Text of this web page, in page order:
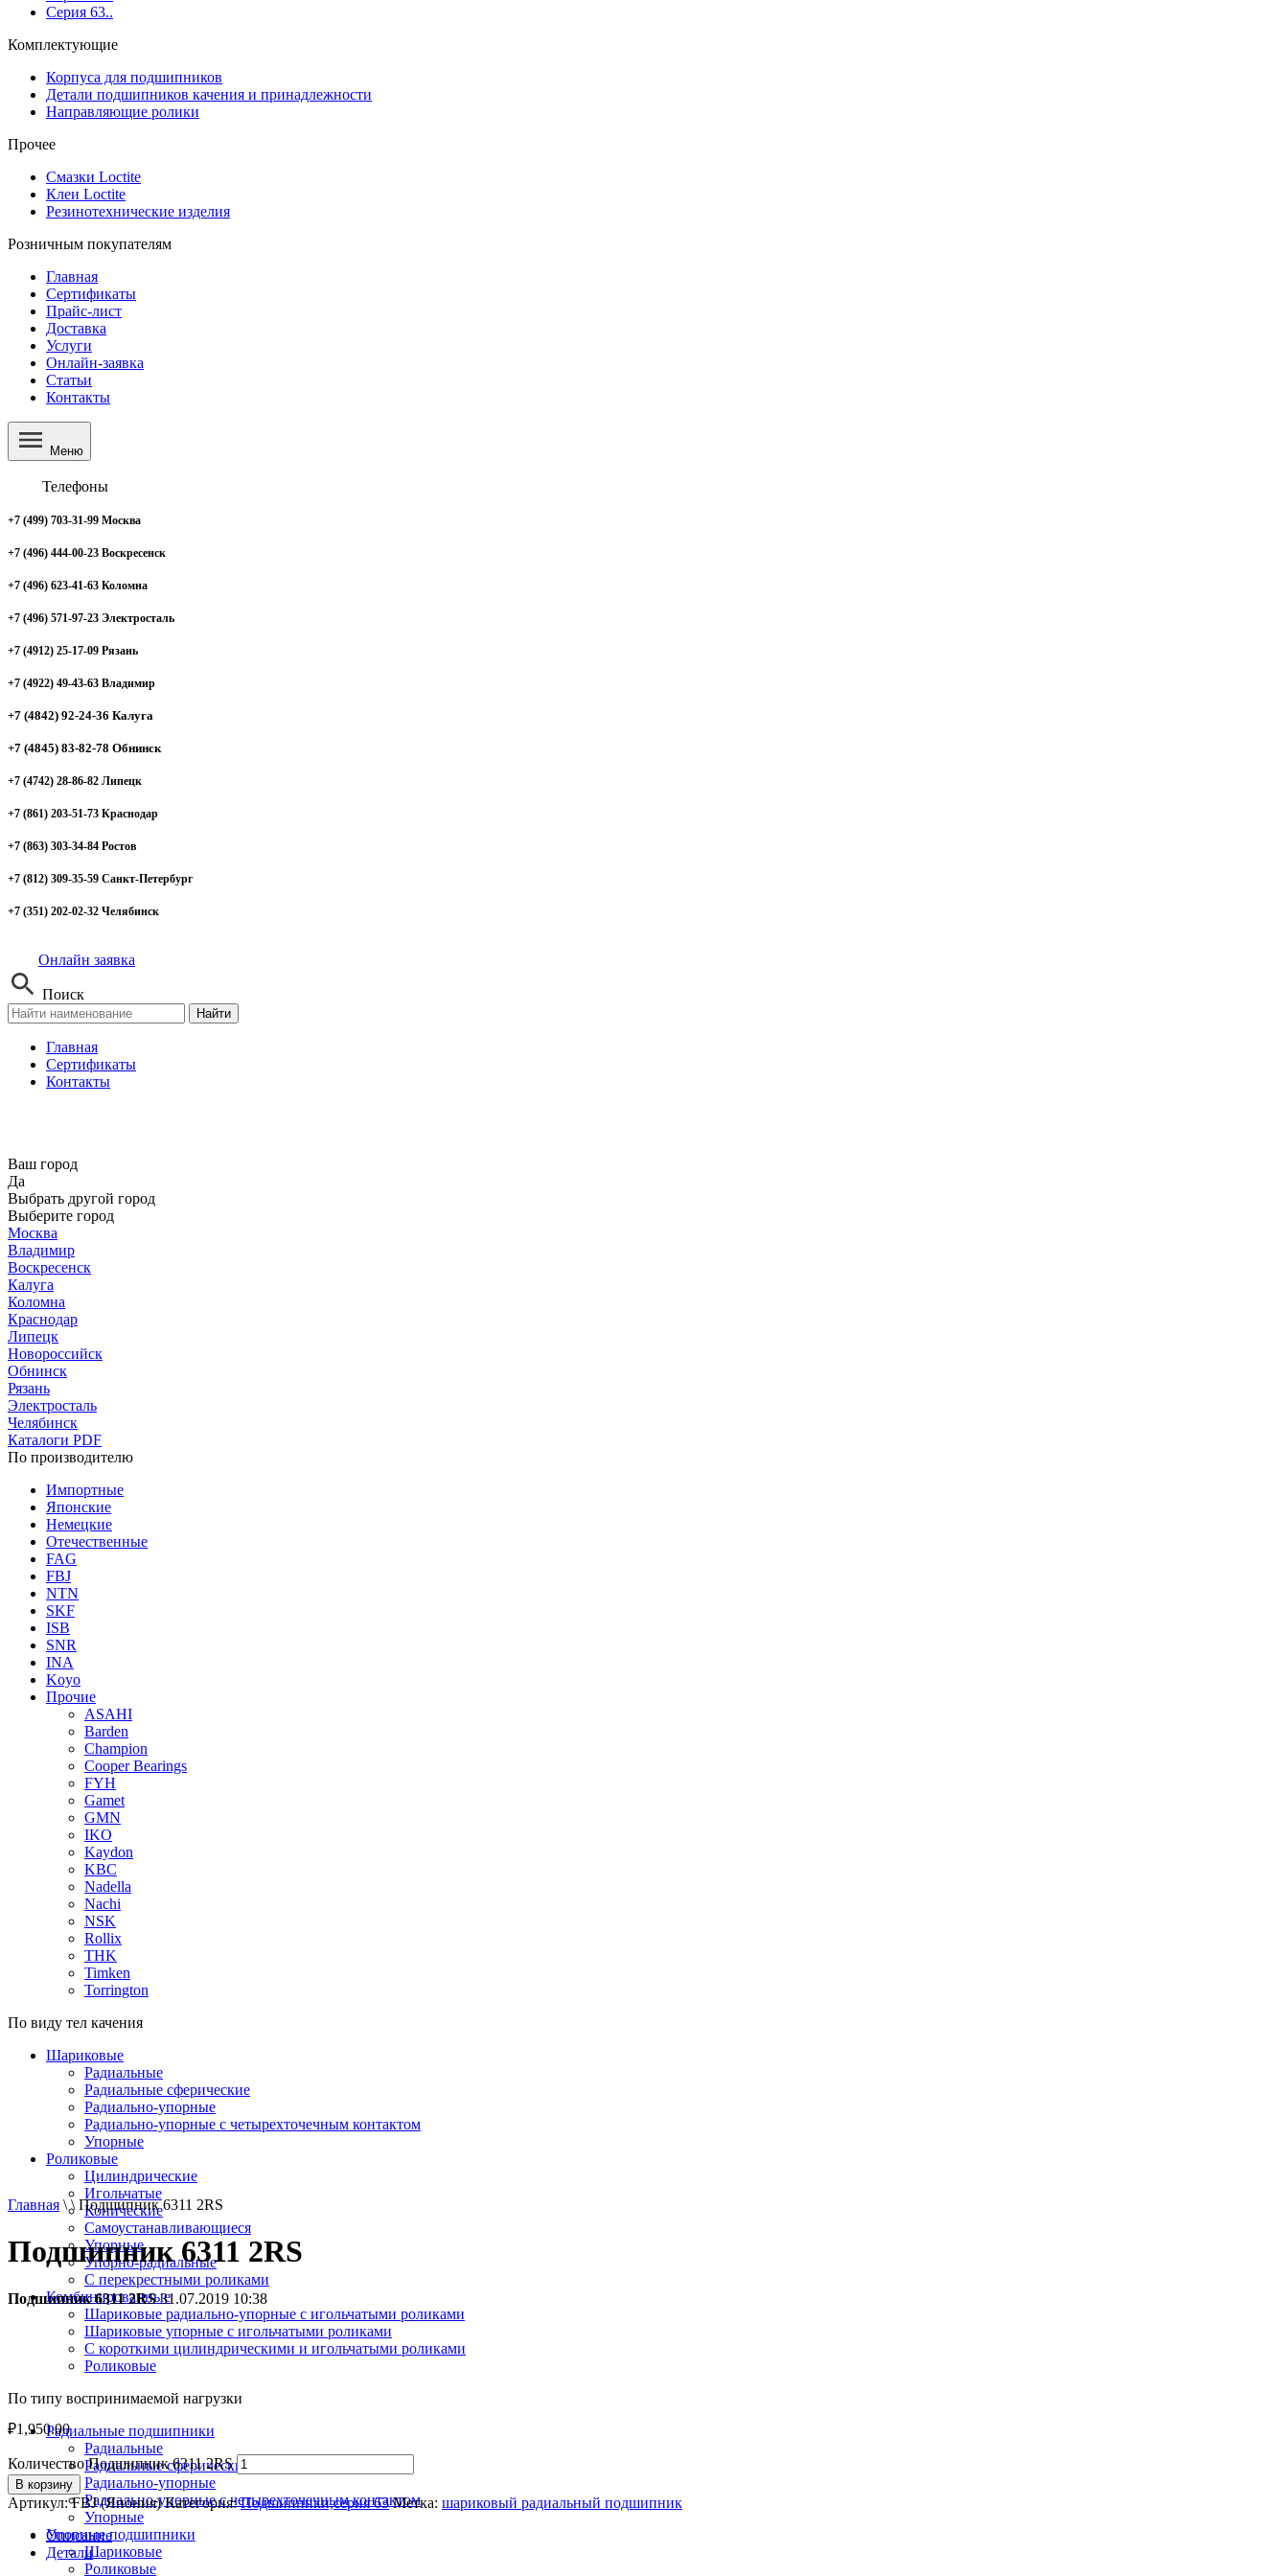
Серия 63..
Комплектующие
Корпуса для подшипников
Детали подшипников качения и принадлежности
Направляющие ролики
Прочее
Смазки Loctite
Клеи Loctite
Резинотехнические изделия
Розничным покупателям
Главная
Сертификаты
Прайс-лист
Доставка
Услуги
Онлайн-заявка
Статьи
Контакты
Меню
Телефоны
+7 (499) 703-31-99 Москва
+7 (496) 444-00-23 Воскресенск
+7 (496) 623-41-63 Коломна
+7 (496) 571-97-23 Электросталь
+7 (4912) 25-17-09 Рязань
+7 (4922) 49-43-63 Владимир
+7 (4842) 92-24-36 Калуга
+7 (4845) 83-82-78 Обнинск
+7 (4742) 28-86-82 Липецк
+7 (861) 203-51-73 Краснодар
+7 (863) 303-34-84 Ростов
+7 (812) 309-35-59 Санкт-Петербург
+7 (351) 202-02-32 Челябинск
Онлайн заявка
Поиск
Найти
Главная
Сертификаты
Контакты
Ваш город
Да
Выбрать другой город
Выберите город
Москва
Владимир
Воскресенск
Калуга
Коломна
Краснодар
Липецк
Новороссийск
Обнинск
Рязань
Электросталь
Челябинск
Каталоги PDF
По производителю
Импортные
Японские
Немецкие
Отечественные
FAG
FBJ
NTN
SKF
ISB
SNR
INA
Koyo
Прочие
ASAHI
Barden
Champion
Cooper Bearings
FYH
Gamet
GMN
IKO
Kaydon
KBC
Nadella
Nachi
NSK
Rollix
THK
Timken
Torrington
По виду тел качения
Шариковые
Радиальные
Радиальные сферические
Радиально-упорные
Радиально-упорные с четырехточечным контактом
Упорные
Роликовые
Цилиндрические
Игольчатые
Конические
Самоустанавливающиеся
Упорные
Упорно-радиальные
C перекрестными роликами
Комбинированные
Шариковые радиально-упорные с игольчатыми роликами
Шариковые упорные с игольчатыми роликами
С короткими цилиндрическими и игольчатыми роликами
Роликовые
По типу воспринимаемой нагрузки
Радиальные подшипники
Радиальные
Радиальные сферические
Радиально-упорные
Радиально-упорные с четырехточечным контактом
Упорные
Упорные подшипники
Шариковые
Роликовые
Главная \ \ Подшипник 6311 2RS
Подшипник 6311 2RS
Подшипник 6311 2RS31.07.2019 10:38
₽1,950.00
Количество Подшипник 6311 2RS
В корзину
Артикул:FBJ (Япония) Категория:Подшипники,серия 63 Метка: шариковый радиальный подшипник
Описание
Детали